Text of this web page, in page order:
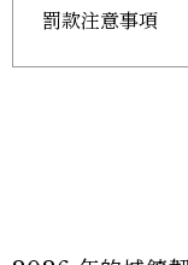
罰款注意事項